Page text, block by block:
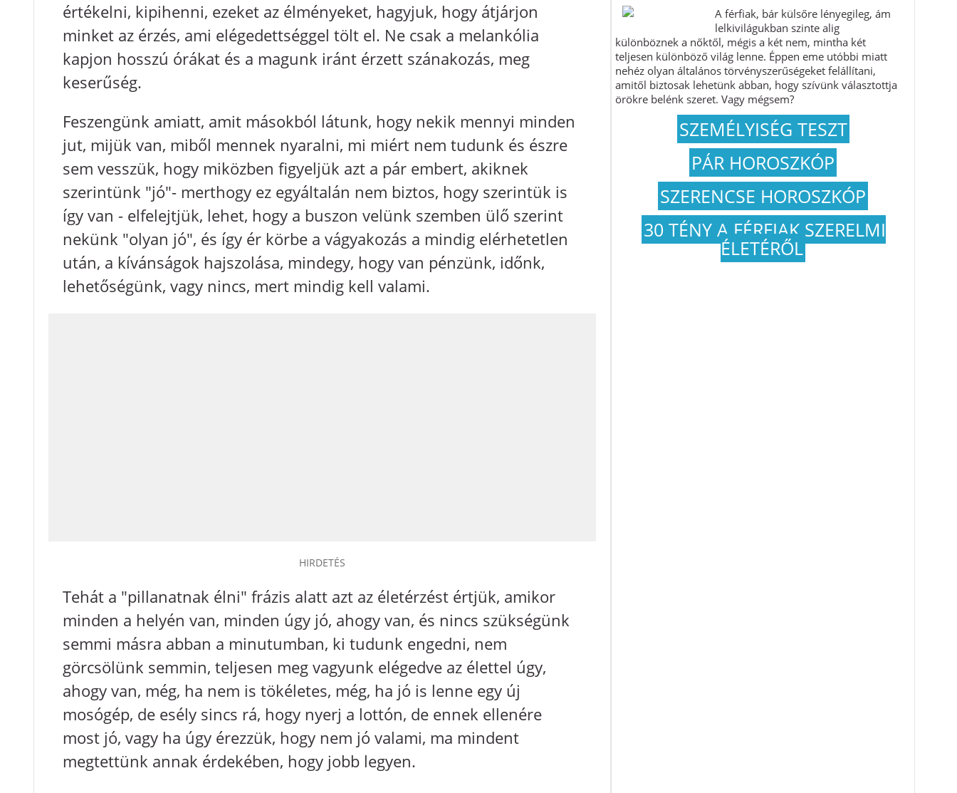
értékelni, kipihenni, ezeket az élményeket, hagyjuk, hogy átjárjon
minket az érzés, ami elégedettséggel tölt el. Ne csak a melankólia
kapjon hosszú órákat és a magunk iránt érzett szánakozás, meg
keserűség.
Feszengünk amiatt, amit másokból látunk, hogy nekik mennyi minden
jut, mijük van, miből mennek nyaralni, mi miért nem tudunk és észre
sem vesszük, hogy miközben figyeljük azt a pár embert, akiknek
szerintünk "jó"- merthogy ez egyáltalán nem biztos, hogy szerintük is
így van - elfelejtjük, lehet, hogy a buszon velünk szemben ülő szerint
nekünk "olyan jó", és így ér körbe a vágyakozás a mindig elérhetetlen
után, a kívánságok hajszolása, mindegy, hogy van pénzünk, időnk,
lehetőségünk, vagy nincs, mert mindig kell valami.
HIRDETÉS
Tehát a "pillanatnak élni" frázis alatt azt az életérzést értjük, amikor
minden a helyén van, minden úgy jó, ahogy van, és nincs szükségünk
semmi másra abban a minutumban, ki tudunk engedni, nem
görcsölünk semmin, teljesen meg vagyunk elégedve az élettel úgy,
ahogy van, még, ha nem is tökéletes, még, ha jó is lenne egy új
mosógép, de esély sincs rá, hogy nyerj a lottón, de ennek ellenére
most jó, vagy ha úgy érezzük, hogy nem jó valami, ma mindent
megtettünk annak érdekében, hogy jobb legyen.